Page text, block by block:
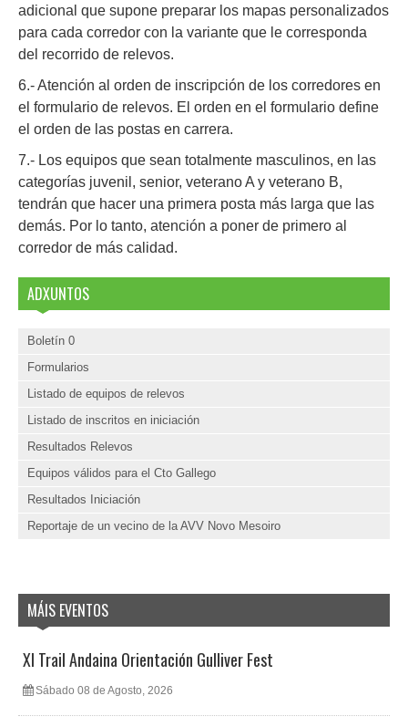
adicional que supone preparar los mapas personalizados
para cada corredor con la variante que le corresponda
del recorrido de relevos.
6.- Atención al orden de inscripción de los corredores en
el formulario de relevos. El orden en el formulario define
el orden de las postas en carrera.
7.- Los equipos que sean totalmente masculinos, en las
categorías juvenil, senior, veterano A y veterano B,
tendrán que hacer una primera posta más larga que las
demás. Por lo tanto, atención a poner de primero al
corredor de más calidad.
ADXUNTOS
Boletín 0
Formularios
Listado de equipos de relevos
Listado de inscritos en iniciación
Resultados Relevos
Equipos válidos para el Cto Gallego
Resultados Iniciación
Reportaje de un vecino de la AVV Novo Mesoiro
MÁIS EVENTOS
XI Trail Andaina Orientación Gulliver Fest
Sábado 08 de Agosto, 2026